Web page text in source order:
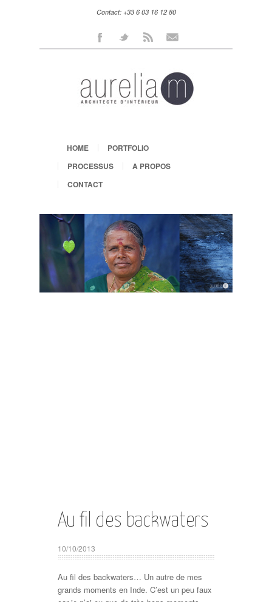
Contact: +33 6 03 16 12 80
FacebookTwitter Rss
HOME
PORTFOLIO
PROCESSUS
A PROPOS
CONTACT
Au fil des backwaters
10/10/2013
Au fil des backwaters… Un autre de mes
grands moments en Inde. C’est un peu faux